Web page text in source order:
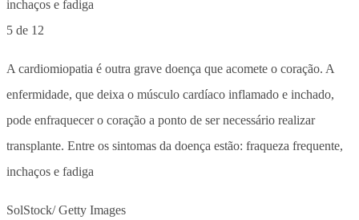
5 de 12
A cardiomiopatia é outra grave doença que acomete o coração. A
enfermidade, que deixa o músculo cardíaco inflamado e inchado,
pode enfraquecer o coração a ponto de ser necessário realizar
transplante. Entre os sintomas da doença estão: fraqueza frequente,
inchaços e fadiga
SolStock/ Getty Images